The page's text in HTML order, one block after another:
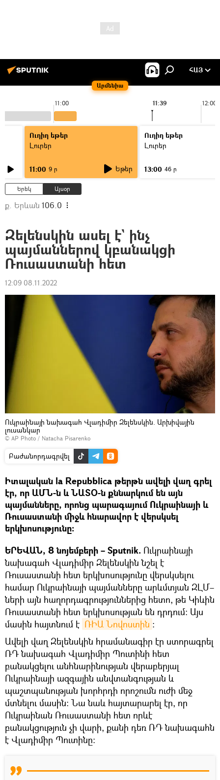
Արմենիա
ՀԱՅ
11:00 12:00
11:39
Ուղիղ եթեր
Լուրեր
11:00 9 ր Եթեր
Ուղիղ եթեր
Լուրեր
13:00 46 ր
Երեկ Այսօր
ք. Երևան 106.0
Զելենսկին ասել է` ինչ
պայմաններով կբանակցի
Ռուսաստանի հետ
12:09 08.11.2022
Ուկրաինայի նախագահ Վլադիմիր Զելենսկին. Արխիվային
լուսանկար
© AP Photo / Natacha Pisarenko
Բաժանորդագրվել
Իտալական la Repubblica թերթն ավելի վաղ գրել
էր, որ ԱՄՆ-ն և ՆԱՏՕ-ն քննարկում են այն
պայմանները, որոնց պարագայում Ուկրաինայի և
Ռուսաստանի միջև հնարավոր է վերսկսել
երկխոսությունը։
ԵՐԵՎԱՆ, 8 նոյեմբերի – Sputnik. Ուկրաինայի
նախագահ Վլադիմիր Զելենսկին նշել է
Ռուսաստանի հետ երկխոսությունը վերսկսելու
համար Ուկրաինայի պայմանները արևմտյան ԶԼՄ–
ների այն հաղորդագրություններից հետո, թե Կիևին
Ռուսաստանի հետ երկխոսության են դրդում։ Այս
մասին հայտնում է ՌԻԱ Նովոստին ։
Ավելի վաղ Զելենսկին հրամանագիր էր ստորագրել
ՌԴ նախագահ Վլադիմիր Պուտինի հետ
բանակցելու անհնարինության վերաբերյալ
Ուկրաինայի ազգային անվտանգության և
պաշտպանության խորհրդի որոշումն ուժի մեջ
մտնելու մասին։ Նա նաև հայտարարել էր, որ
Ուկրաինան Ռուսաստանի հետ որևէ
բանակցություն չի վարի, քանի դեռ ՌԴ նախագահն
է Վլադիմիր Պուտինը։